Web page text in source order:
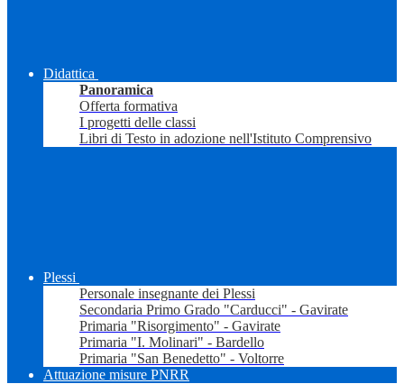
Didattica
Panoramica
Offerta formativa
I progetti delle classi
Libri di Testo in adozione nell'Istituto Comprensivo
Plessi
Personale insegnante dei Plessi
Secondaria Primo Grado "Carducci" - Gavirate
Primaria "Risorgimento" - Gavirate
Primaria "I. Molinari" - Bardello
Primaria "San Benedetto" - Voltorre
Attuazione misure PNRR